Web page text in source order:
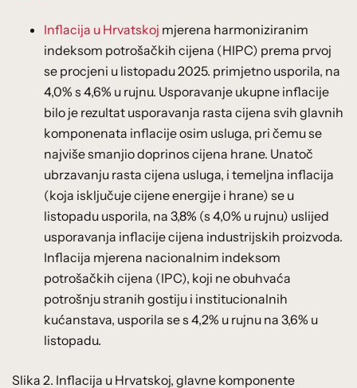
Inflacija u Hrvatskoj mjerena harmoniziranim
indeksom potrošačkih cijena (HIPC) prema prvoj
se procjeni u listopadu 2025. primjetno usporila, na
4,0% s 4,6% u rujnu. Usporavanje ukupne inflacije
bilo je rezultat usporavanja rasta cijena svih glavnih
komponenata inflacije osim usluga, pri čemu se
najviše smanjio doprinos cijena hrane. Unatoč
ubrzavanju rasta cijena usluga, i temeljna inflacija
(koja isključuje cijene energije i hrane) se u
listopadu usporila, na 3,8% (s 4,0% u rujnu) uslijed
usporavanja inflacije cijena industrijskih proizvoda.
Inflacija mjerena nacionalnim indeksom
potrošačkih cijena (IPC), koji ne obuhvaća
potrošnju stranih gostiju i institucionalnih
kućanstava, usporila se s 4,2% u rujnu na 3,6% u
listopadu.
Slika 2. Inflacija u Hrvatskoj, glavne komponente